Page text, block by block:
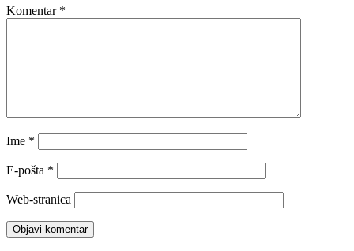
Komentar *
Ime *
E-pošta *
Web-stranica